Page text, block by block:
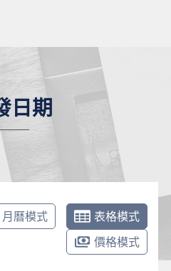
日期
月曆模式
表格模式
價格模式